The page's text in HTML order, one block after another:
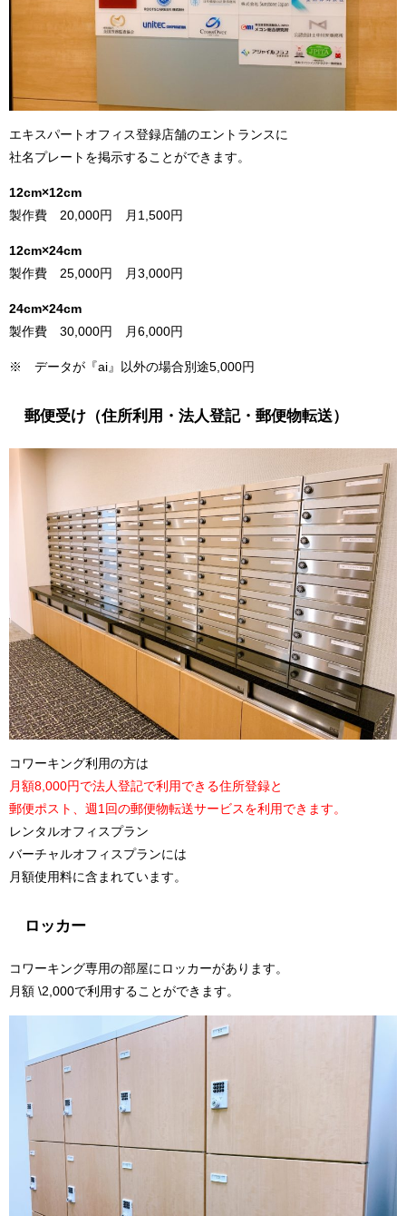
エキスパートオフィス登録店舗のエントランスに
社名プレートを掲示することができます。
12cm×12cm
製作費 20,000円 月1,500円
12cm×24cm
製作費 25,000円 月3,000円
24cm×24cm
製作費 30,000円 月6,000円
※ データが『ai』以外の場合別途5,000円
郵便受け（住所利用・法人登記・郵便物転送）
コワーキング利用の方は
月額8,000円で法人登記で利用できる住所登録と
郵便ポスト、週1回の郵便物転送サービスを利用できます。
レンタルオフィスプラン
バーチャルオフィスプランには
月額使用料に含まれています。
ロッカー
コワーキング専用の部屋にロッカーがあります。
月額 \2,000で利用することができます。